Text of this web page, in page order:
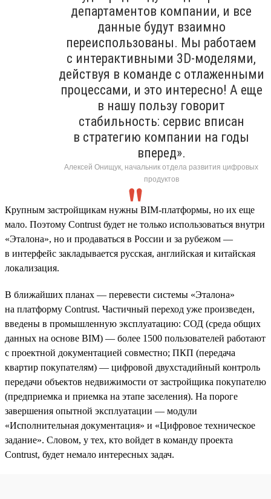
департаментов компании, и все
данные будут взаимно
переиспользованы. Мы работаем
с интерактивными 3D-моделями,
действуя в команде с отлаженными
процессами, и это интересно! А еще
в нашу пользу говорит
стабильность: сервис вписан
в стратегию компании на годы
вперед».
Алексей Онищук, начальник отдела развития цифровых
продуктов
Крупным застройщикам нужны BIM-платформы, но их еще
мало. Поэтому Contrust будет не только использоваться внутри
«Эталона», но и продаваться в России и за рубежом —
в интерфейс закладывается русская, английская и китайская
локализация.
В ближайших планах — перевести системы «Эталона»
на платформу Contrust. Частичный переход уже произведен,
введены в промышленную эксплуатацию: СОД (среда общих
данных на основе BIM) — более 1500 пользователей работают
с проектной документацией совместно; ПКП (передача
квартир покупателям) — цифровой двухстадийный контроль
передачи объектов недвижимости от застройщика покупателю
(предприемка и приемка на этапе заселения). На пороге
завершения опытной эксплуатации — модули
«Исполнительная документация» и «Цифровое техническое
задание». Словом, у тех, кто войдет в команду проекта
Contrust, будет немало интересных задач.